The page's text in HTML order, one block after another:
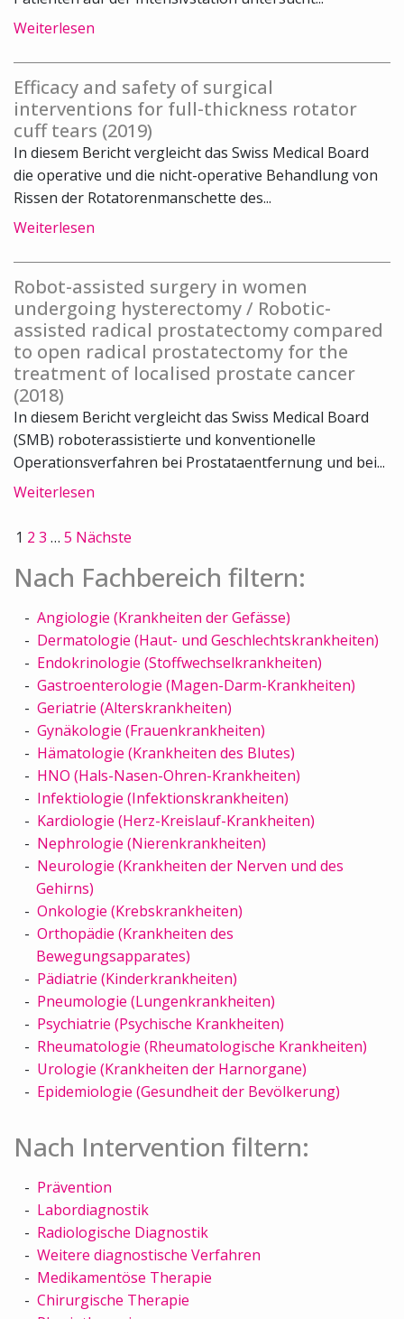
Weiterlesen
Efficacy and safety of surgical
interventions for full-thickness rotator
cuff tears (2019)
In diesem Bericht vergleicht das Swiss Medical Board
die operative und die nicht-operative Behandlung von
Rissen der Rotatorenmanschette des...
Weiterlesen
Robot-assisted surgery in women
undergoing hysterectomy / Robotic-
assisted radical prostatectomy compared
to open radical prostatectomy for the
treatment of localised prostate cancer
(2018)
In diesem Bericht vergleicht das Swiss Medical Board
(SMB) roboterassistierte und konventionelle
Operationsverfahren bei Prostataentfernung und bei...
Weiterlesen
1 2 3 … 5 Nächste
Nach Fachbereich filtern:
Angiologie (Krankheiten der Gefässe)
Dermatologie (Haut- und Geschlechtskrankheiten)
Endokrinologie (Stoffwechselkrankheiten)
Gastroenterologie (Magen-Darm-Krankheiten)
Geriatrie (Alterskrankheiten)
Gynäkologie (Frauenkrankheiten)
Hämatologie (Krankheiten des Blutes)
HNO (Hals-Nasen-Ohren-Krankheiten)
Infektiologie (Infektionskrankheiten)
Kardiologie (Herz-Kreislauf-Krankheiten)
Nephrologie (Nierenkrankheiten)
Neurologie (Krankheiten der Nerven und des
Gehirns)
Onkologie (Krebskrankheiten)
Orthopädie (Krankheiten des
Bewegungsapparates)
Pädiatrie (Kinderkrankheiten)
Pneumologie (Lungenkrankheiten)
Psychiatrie (Psychische Krankheiten)
Rheumatologie (Rheumatologische Krankheiten)
Urologie (Krankheiten der Harnorgane)
Epidemiologie (Gesundheit der Bevölkerung)
Nach Intervention filtern:
Prävention
Labordiagnostik
Radiologische Diagnostik
Weitere diagnostische Verfahren
Medikamentöse Therapie
Chirurgische Therapie